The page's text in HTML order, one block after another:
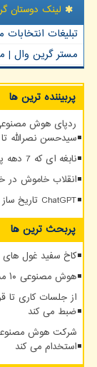
لینک دوستان
تبلیغات
مستر گرین وال |
پربیننده ترین ها
ردپای هوش مصنوعی
سیدحسن نصرالله
نابغه ای که 7 دهه پیش، وارد عصر هوش مصنوعی شد
انقلاب خاموش در
ChatGPT تاریخ ساز شد
پربحث ترین ها
کاخ سفید غول های
هوش مصنوعی ۱۰ مساله مهم ریاضی و کوانتوم را حل کرد
از جلسات کاری تا
ضبط می کند
شرکت هوش مصنوعی
استخدام می کند